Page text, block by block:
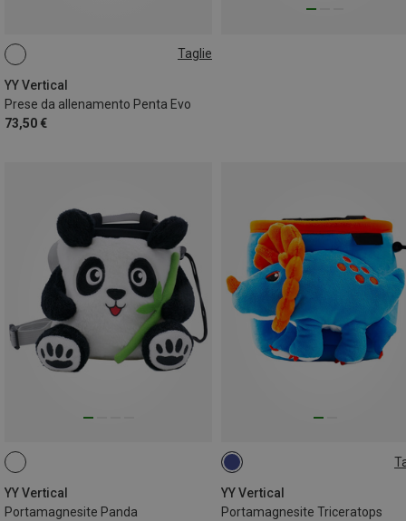
Taglie
YY Vertical
Prese da allenamento Penta Evo
73,50 €
ONE SIZE
YY Vertical
Portamagnesite Panda
YY Vertical
Portamagnesite Triceratops
ONE SIZE